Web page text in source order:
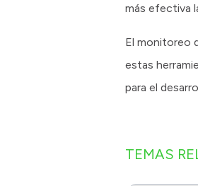
más efectiva
El monitoreo
estas
para el
TEMAS